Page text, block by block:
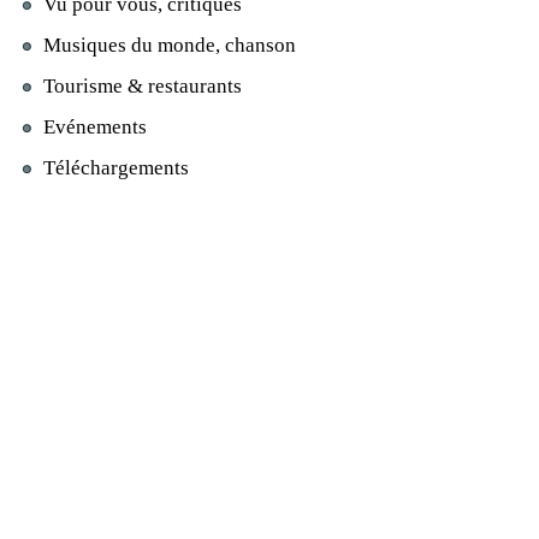
Musiques du monde, chanson
Tourisme & restaurants
Evénements
Téléchargements